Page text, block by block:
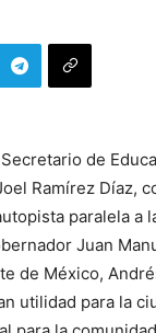
Secretario de
Ramírez Díaz,
paralela a
Juan
de México,
utilidad para la